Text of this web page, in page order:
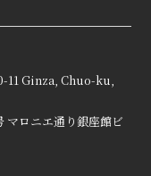
Ginza, Chuo-ku,
マロニエ通り銀座館ビ